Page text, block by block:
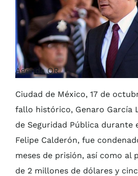
Agenda QR
Ciudad de México, 17 de
fallo histórico, Genaro García
de Seguridad Pública durante
Felipe Calderón, fue
meses de prisión, así como al
de 2 millones de dólares y